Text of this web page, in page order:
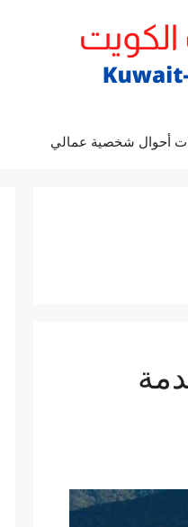
أحوال شخصية عمالي
افضل خدمة